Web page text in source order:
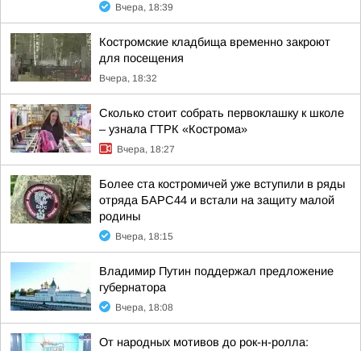
Вчера, 18:39
Костромские кладбища временно закроют
для посещения
Вчера, 18:32
Сколько стоит собрать первоклашку к школе
– узнала ГТРК «Кострома»
Вчера, 18:27
Более ста костромичей уже вступили в ряды
отряда БАРС44 и встали на защиту малой
родины
Вчера, 18:15
Владимир Путин поддержал предложение
губернатора
Вчера, 18:08
От народных мотивов до рок-н-ролла: